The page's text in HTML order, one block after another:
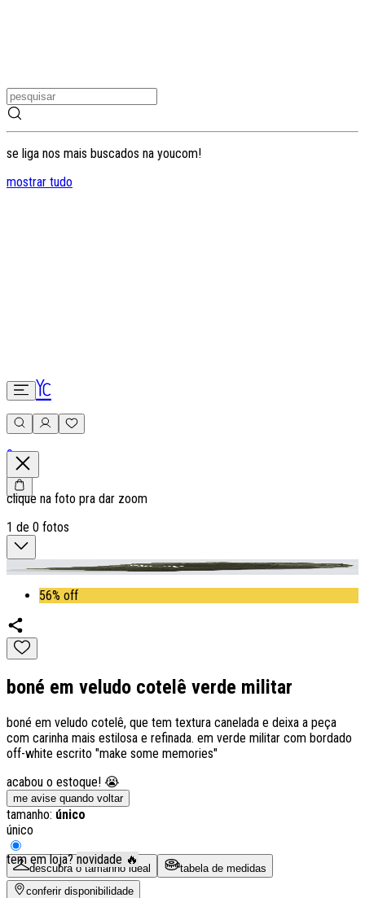
se liga nos mais buscados na youcom!
mostrar tudo
0
clique na foto pra dar zoom
1 de 0 fotos
56% off
boné em veludo cotelê verde militar
boné em veludo cotelê, que tem textura canelada e deixa a peça
com carinha mais estilosa e refinada. em verde militar com bordado
off-white escrito "make some memories"
acabou o estoque! 😭
me avise quando voltar
tamanho: único
único
descubra o tamanho ideal tabela de medidas
tem em loja? novidade 🔥
conferir disponibilidade